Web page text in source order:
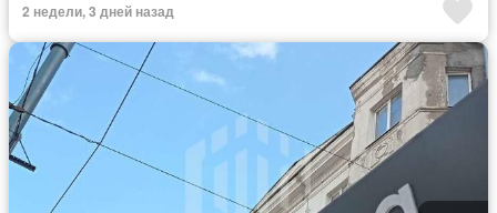
2 недели, 3 дней назад